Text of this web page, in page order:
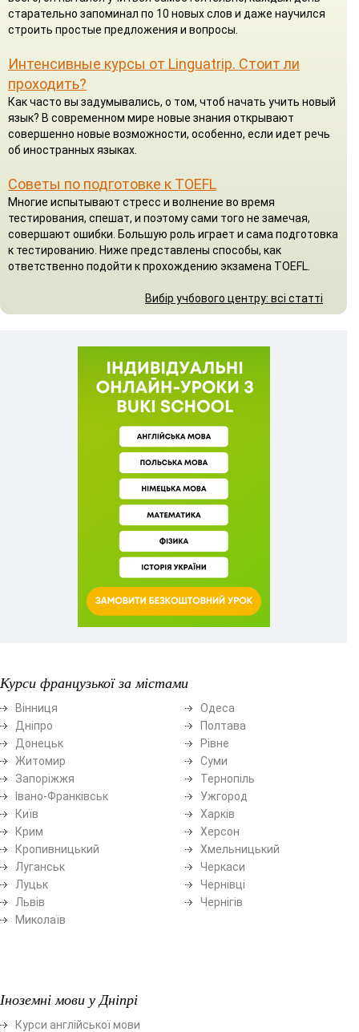
старательно запоминал по 10 новых слов и даже научился
строить простые предложения и вопросы.
Интенсивные курсы от Linguatrip. Стоит ли
проходить?
Как часто вы задумывались, о том, чтоб начать учить новый
язык? В современном мире новые знания открывают
совершенно новые возможности, особенно, если идет речь
об иностранных языках.
Советы по подготовке к TOEFL
Многие испытывают стресс и волнение во время
тестирования, спешат, и поэтому сами того не замечая,
совершают ошибки. Большую роль играет и сама подготовка
к тестированию. Ниже представлены способы, как
ответственно подойти к прохождению экзамена TOEFL.
Вибір учбового центру: всі статті
Курси французької за містами
Вінниця
Дніпро
Донецьк
Житомир
Запоріжжя
Івано-Франківськ
Київ
Крим
Кропивницький
Луганськ
Луцьк
Львів
Миколаїв
Одеса
Полтава
Рівне
Суми
Тернопіль
Ужгород
Харків
Херсон
Хмельницький
Черкаси
Чернівці
Чернігів
Іноземні мови у Дніпрі
Курси англійської мови